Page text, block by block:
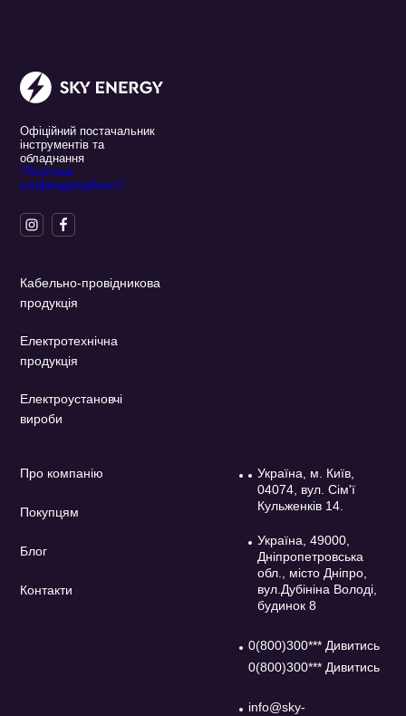
Офіційний постачальник
інструментів та
обладнання
*Політика
конфенденційності
Кабельно-провідникова
продукція
Електротехнічна
продукція
Електроустановчі
вироби
Про компанію
Покупцям
Блог
Контакти
Україна, м. Київ,
04074, вул. Сім'ї
Кульженків 14.
Україна, 49000,
Дніпропетровська
обл., місто Дніпро,
вул.Дубініна Володі,
будинок 8
0(800)300*** Дивитись
0(800)300*** Дивитись
info@sky-